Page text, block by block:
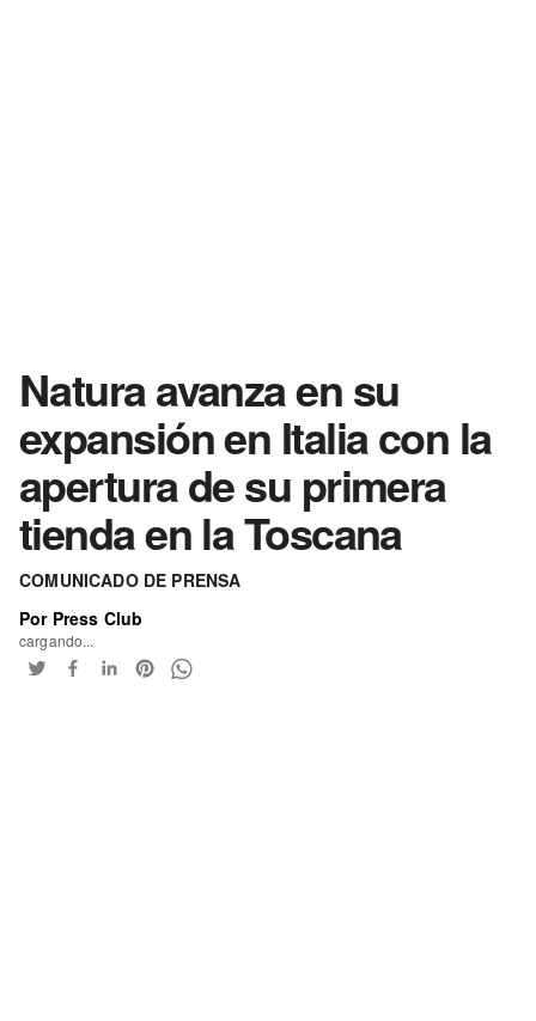
Natura avanza en su
expansión en Italia con la
apertura de su primera
tienda en la Toscana
COMUNICADO DE PRENSA
Por Press Club
cargando...